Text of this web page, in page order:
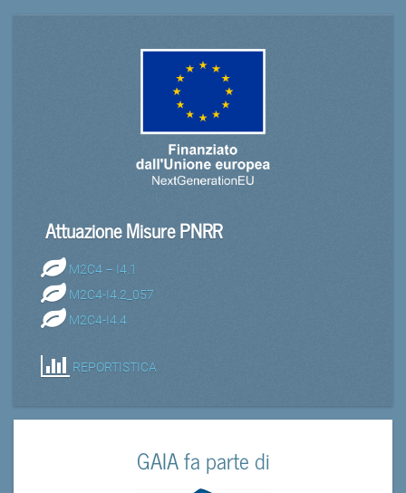
Attuazione Misure PNRR
M2C4 – I4.1
M2C4-I4.2_057
M2C4-I4.4
REPORTISTICA
GAIA fa parte di